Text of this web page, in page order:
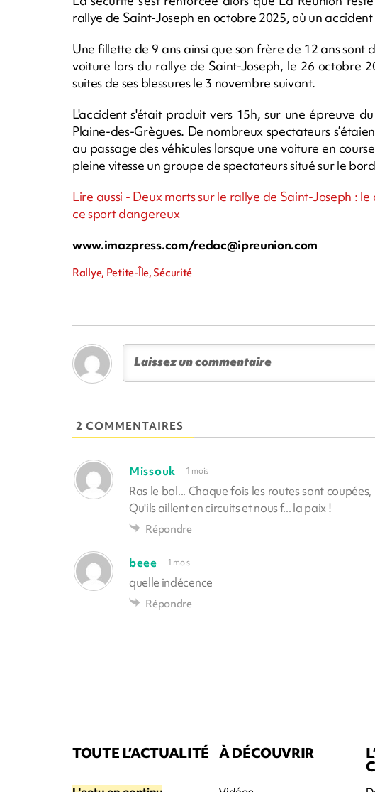
rallye de Saint-Joseph en octobre 2025, où un
Une fillette de 9 ans ainsi que son frère de 12 ans
voiture lors du rallye de Saint-Joseph, le 26 octobre
suites de ses blessures le 3 novembre suivant.
L'accident s'était produit vers 15h, sur une épreuve
Plaine-des-Grègues. De nombreux spectateurs
au passage des véhicules lorsque une voiture en
pleine vitesse un groupe de spectateurs situé sur le
Lire aussi - Deux morts sur le rallye de Saint-Joseph :
ce sport dangereux
www.imazpress.com/redac@ipreunion.com
Rallye, Petite-Île, Sécurité
2 COMMENTAIRES
Missouk 1 mois
Ras le bol... Chaque fois les routes sont
Qu'ils aillent en circuits et nous f... la paix !
Répondre
beee 1 mois
quelle indécence
Répondre
TOUTE L’ACTUALITÉ À DÉCOUVRIR